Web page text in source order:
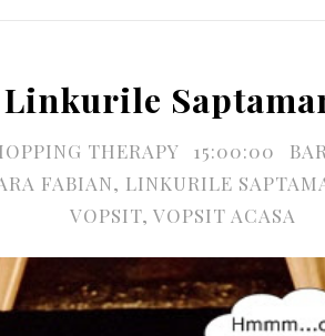
Linkurile
THERAPY 15:00:00
FABIAN, LINKURILE
VOPSIT, VOPSIT ACASA